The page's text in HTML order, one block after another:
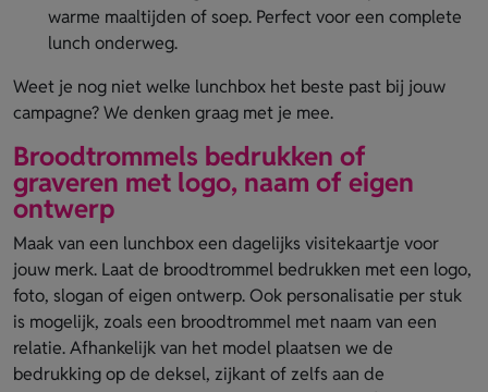
warme maaltijden of soep. Perfect voor een complete
lunch onderweg.
Weet je nog niet welke lunchbox het beste past bij jouw
campagne? We denken graag met je mee.
Broodtrommels bedrukken of
graveren met logo, naam of eigen
ontwerp
Maak van een lunchbox een dagelijks visitekaartje voor
jouw merk. Laat de broodtrommel bedrukken met een logo,
foto, slogan of eigen ontwerp. Ook personalisatie per stuk
is mogelijk, zoals een broodtrommel met naam van een
relatie. Afhankelijk van het model plaatsen we de
bedrukking op de deksel, zijkant of zelfs aan de